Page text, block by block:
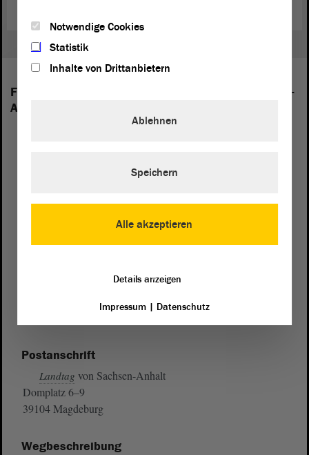
Folgende Fraktionen sind im Landtag von Sachsen-
Anhalt vertreten:
Postanschrift
Landtag von Sachsen-Anhalt
Domplatz 6–9
39104 Magdeburg
Wegbeschreibung
Notwendige Cookies
Statistik
Inhalte von Drittanbietern
Alle akzeptieren
Ablehnen
Speichern
Details anzeigen
Impressum| Datenschutz